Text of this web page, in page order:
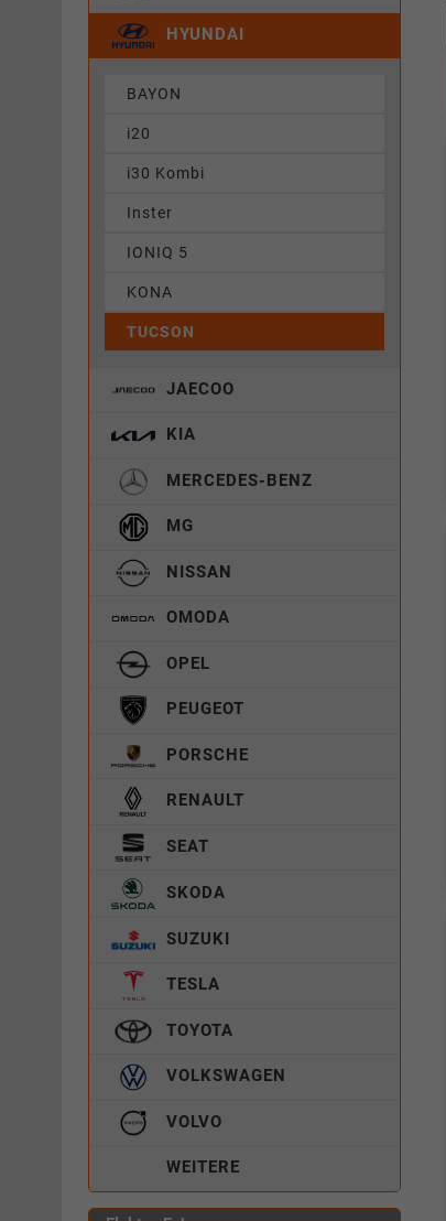
HYUNDAI
BAYON
i20
i30 Kombi
Inster
IONIQ 5
KONA
TUCSON
JAECOO
KIA
MERCEDES-BENZ
MG
NISSAN
OMODA
OPEL
PEUGEOT
PORSCHE
RENAULT
SEAT
SKODA
SUZUKI
TESLA
TOYOTA
VOLKSWAGEN
VOLVO
WEITERE